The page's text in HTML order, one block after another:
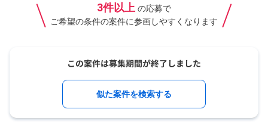
3件以上 の応募で
ご希望の条件の案件に参画しやすくなります
似た案件を検索する